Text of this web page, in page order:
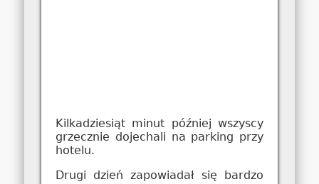
Kilkadziesiąt minut później wszyscy
grzecznie dojechali na parking przy
hotelu.
Drugi dzień zapowiadał się bardzo